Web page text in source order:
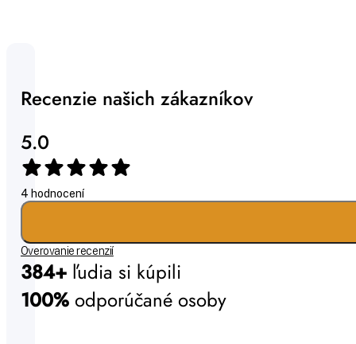
Recenzie našich zákazníkov
5.0
4 hodnocení
Overovanie recenzií
384+ ľudia si kúpili
100% odporúčané osoby